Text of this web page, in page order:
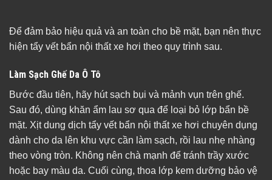
Để đảm bảo hiệu quả và an toàn cho bề mặt, bạn nên thực
hiện tẩy vết bẩn nội thất xe hơi theo quy trình sau.
Làm Sạch Ghế Da Ô Tô
Bước đầu tiên, hãy hút sạch bụi và mảnh vụn trên ghế.
Sau đó, dùng khăn ẩm lau sơ qua để loại bỏ lớp bẩn bề
mặt. Xịt dung dịch tẩy vết bẩn nội thất xe hơi chuyên dụng
dành cho da lên khu vực cần làm sạch, rồi lau nhẹ nhàng
theo vòng tròn. Không nên chà mạnh để tránh trầy xước
hoặc bay màu da. Cuối cùng, thoa lớp kem dưỡng bảo vệ